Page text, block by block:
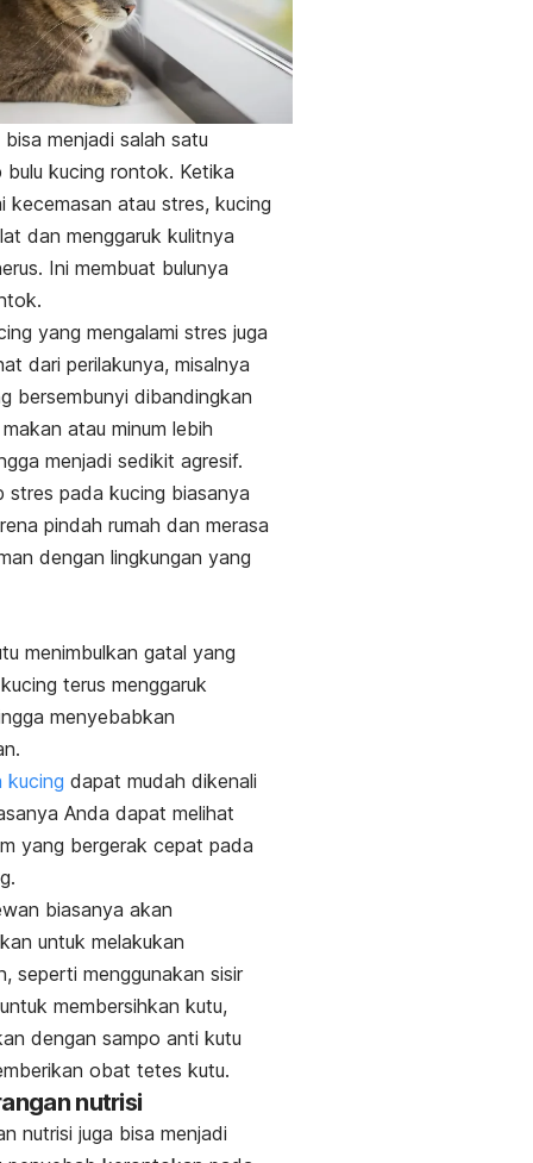
bisa menjadi salah satu
bulu kucing rontok. Ketika
kecemasan atau stres, kucing
dan menggaruk kulitnya
Ini membuat bulunya
yang mengalami stres juga
dari perilakunya, misalnya
bersembunyi dibandingkan
atau minum lebih
menjadi sedikit agresif.
stres pada kucing biasanya
pindah rumah dan merasa
dengan lingkungan yang
menimbulkan gatal yang
terus menggaruk
menyebabkan
kucing dapat mudah dikenali
Anda dapat melihat
yang bergerak cepat pada
biasanya akan
untuk melakukan
seperti menggunakan sisir
membersihkan kutu,
dengan sampo anti kutu
obat tetes kutu.
nutrisi
nutrisi juga bisa menjadi